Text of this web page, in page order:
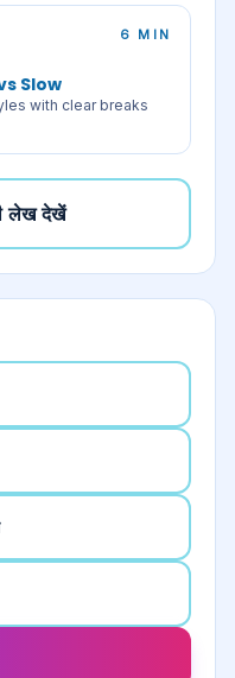
6 MIN
Slow
with clear breaks
लेख देखें